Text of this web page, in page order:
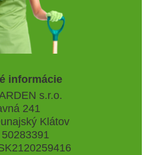
informácie
s.r.o.
241
Klátov